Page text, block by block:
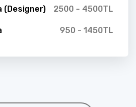
(Designer) 2500 - 4500TL
950 - 1450TL